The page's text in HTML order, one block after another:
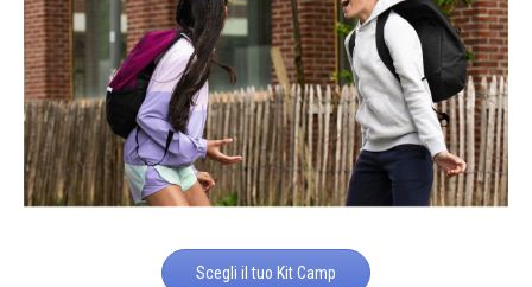
Scegli il tuo Kit Camp